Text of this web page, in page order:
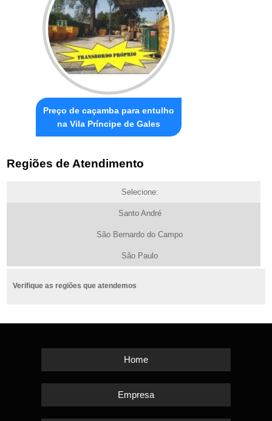
Preço de caçamba para entulho
na Vila Príncipe de Gales
Regiões de Atendimento
Selecione:
Santo André
São Bernardo do Campo
São Paulo
Verifique as regiões que atendemos
Home
Empresa